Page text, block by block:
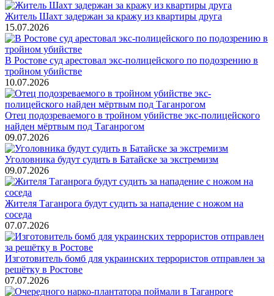
Житель Шахт задержан за кражу из квартиры друга
15.07.2026
В Ростове суд арестовал экс-полицейского по подозрению в
тройном убийстве
10.07.2026
Отец подозреваемого в тройном убийстве экс-полицейского
найден мёртвым под Таганрогом
09.07.2026
Уголовника будут судить в Батайске за экстремизм
09.07.2026
Жителя Таганрога будут судить за нападение с ножом на
соседа
07.07.2026
Изготовитель бомб для украинских террористов отправлен за
решётку в Ростове
07.07.2026